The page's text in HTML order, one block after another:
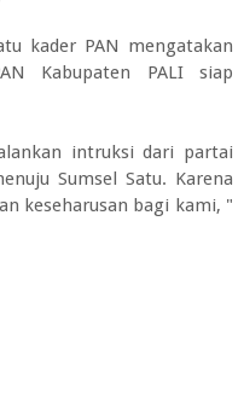
kader PAN mengatakan
Kabupaten PALI siap
intruksi dari partai
Sumsel Satu. Karena
keseharusan bagi kami, "